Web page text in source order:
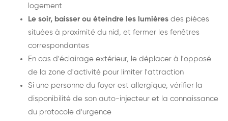
logement
Le soir, baisser ou éteindre les lumières des pièces
situées à proximité du nid, et fermer les fenêtres
correspondantes
En cas d'éclairage extérieur, le déplacer à l'opposé
de la zone d'activité pour limiter l'attraction
Si une personne du foyer est allergique, vérifier la
disponibilité de son auto-injecteur et la connaissance
du protocole d'urgence